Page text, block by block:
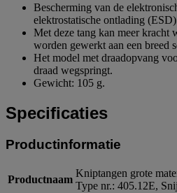
Bescherming van de
elektrostatische ontlading
Met deze tang kan meer kracht
worden gewerkt aan een breed
Het model met draadopvang
draad wegspringt.
Gewicht: 105 g.
Specificaties
Productinformatie
Productnaam
Kniptangen grote
Type nr.: 405.12E,